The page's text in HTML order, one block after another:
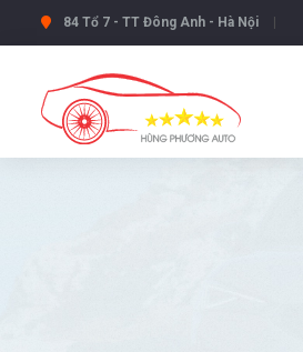
84 Tổ 7 - TT Đông Anh - Hà Nội